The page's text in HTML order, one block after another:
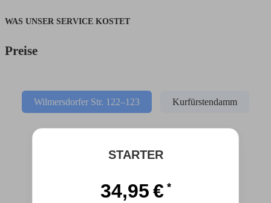
WAS UNSER SERVICE KOSTET
Preise
Wilmersdorfer Str. 122–123 Kurfürstendamm
STARTER
34,95 €